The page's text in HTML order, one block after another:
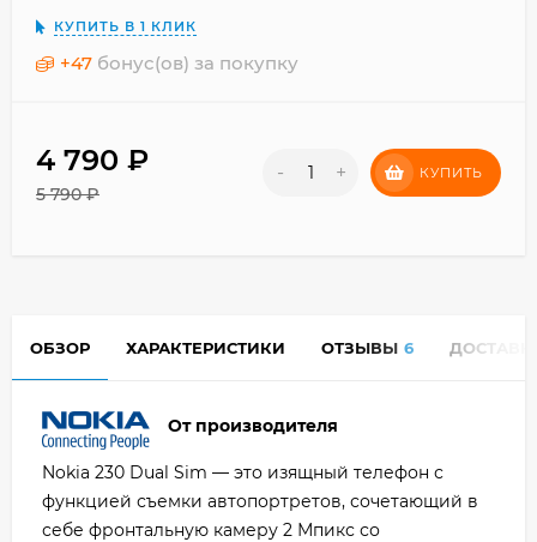
КУПИТЬ В 1 КЛИК
+47 бонус(ов) за покупку
4 790 ₽
5 790 ₽
- + КУПИТЬ
ОБЗОР ХАРАКТЕРИСТИКИ ОТЗЫВЫ 6
От производителя
Nokia 230 Dual Sim — это изящный телефон с
функцией съемки автопортретов, сочетающий в
себе фронтальную камеру 2 Мпикс со